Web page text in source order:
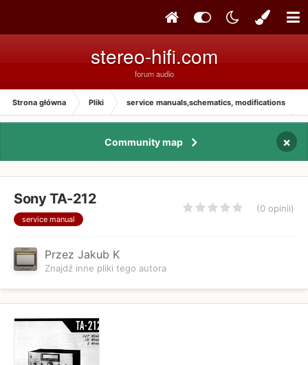
stereo-hifi.com
forum audio
Strona główna Pliki service manuals,schematics, modifications
Community map ×
Sony TA-212
service manual
(0 opinii)
Przez Jakub K
Znajdź inne pliki tego autora